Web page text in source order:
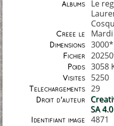
Albums Le
Créée le
Dimensions
Fichier
Poids 3058
Visites 5250
Téléchargements 29
Droit d'auteur
SA 4.0
Identifiant image 4871